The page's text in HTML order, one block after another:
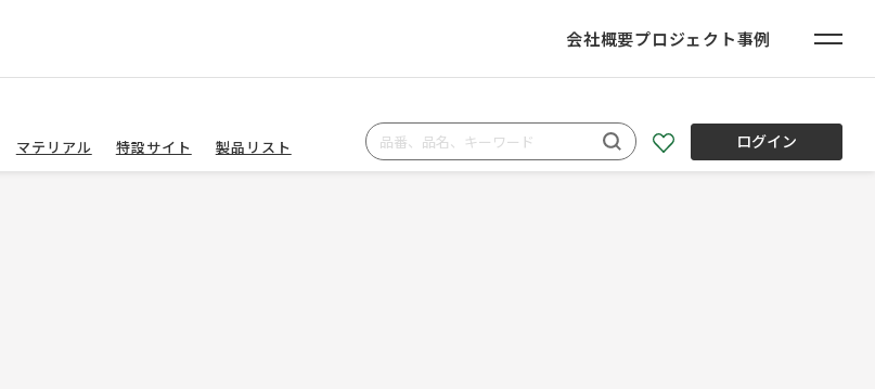
会社概要プロジェクト事例
マテリアル 特設サイト 製品リスト ログイン